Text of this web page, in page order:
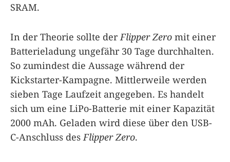
SRAM.
In der Theorie sollte derFlipper Zero mit einer
Batterieladung ungefähr 30 Tage durchhalten.
So zumindest die Aussage während der
Kickstarter-Kampagne. Mittlerweile werden
sieben Tage Laufzeit angegeben. Es handelt
sich um eine LiPo-Batterie mit einer Kapazität
2000 mAh. Geladen wird diese über den USB-
C-Anschluss desFlipper Zero.